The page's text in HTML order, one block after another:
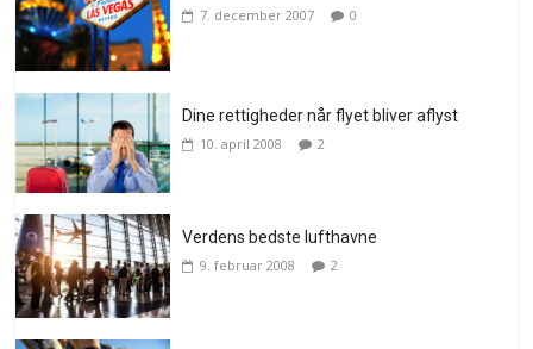
7. december 2007 0
Dine rettigheder når flyet bliver aflyst
10. april 2008 2
Verdens bedste lufthavne
9. februar 2008 2